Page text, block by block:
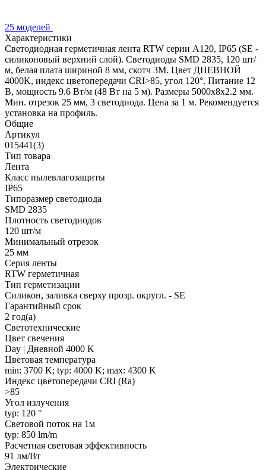
25 моделей
Характеристики
Светодиодная герметичная лента RTW серии A120, IP65 (SE -
силиконовый верхний слой). Светодиоды SMD 2835, 120 шт/
м, белая плата шириной 8 мм, скотч 3M. Цвет ДНЕВНОЙ
4000K, индекс цветопередачи CRI>85, угол 120°. Питание 12
В, мощность 9.6 Вт/м (48 Вт на 5 м). Размеры 5000x8x2.2 мм.
Мин. отрезок 25 мм, 3 светодиода. Цена за 1 м. Рекомендуется
установка на профиль.
Общие
Артикул
015441(3)
Тип товара
Лента
Класс пылевлагозащиты
IP65
Типоразмер светодиода
SMD 2835
Плотность светодиодов
120 шт/м
Минимальный отрезок
25 мм
Серия ленты
RTW герметичная
Тип герметизации
Силикон, заливка сверху прозр. округл. - SE
Гарантийный срок
2 год(а)
Светотехнические
Цвет свечения
Day | Дневной 4000 K
Цветовая температура
min: 3700 K; typ: 4000 K; max: 4300 K
Индекс цветопередачи CRI (Ra)
>85
Угол излучения
typ: 120 °
Световой поток на 1м
typ: 850 lm/m
Расчетная световая эффективность
91 лм/Вт
Электрические